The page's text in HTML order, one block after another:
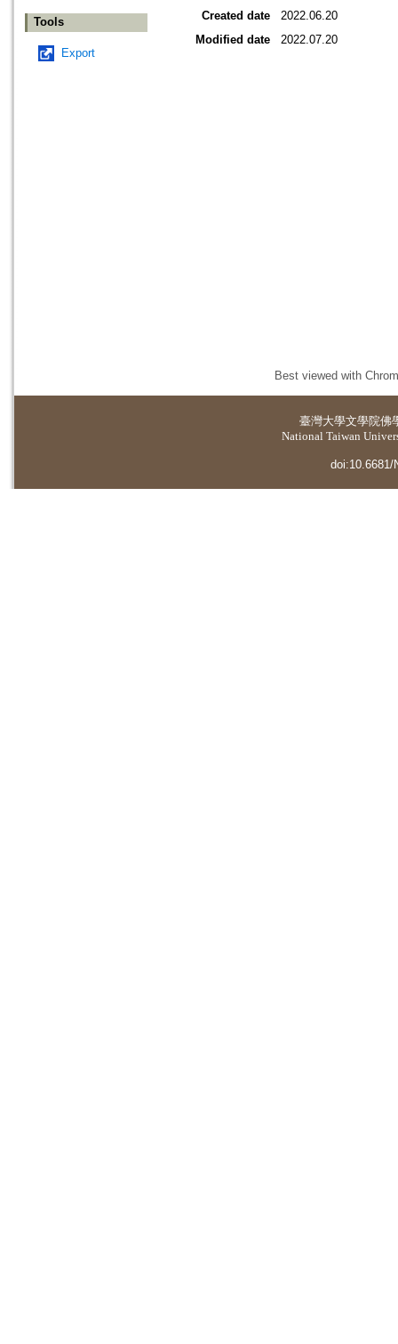
Tools
Export
Created date
2022.06.20
Modified date
2022.07.20
Best viewed with
臺灣大學文學院佛
National Taiwan
doi:10.6681/